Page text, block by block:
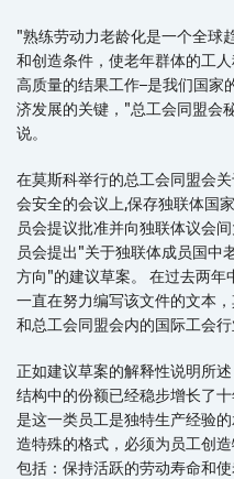
"熟练劳动力老龄化是一个全球
和创造条件，使老年群体的工
高质量的结果工作–是我们国家
济发展的关键，"总工会同盟会
说。
在莫斯科举行的总工会同盟会
会安全的会议上,保存独联体国
员会提议批准并向独联体议会
员会提出"关于独联体成员国中
方向"的建议草案。 在过去两年
一直在努力编写该文件的文本
和总工会同盟会内的国际工会行
正如建议草案的解释性说明所
结构中的份额已经稳步增长了
是这一类员工是独特生产经验
造特殊的格式，必须为员工创
包括：保持活跃的劳动寿命和